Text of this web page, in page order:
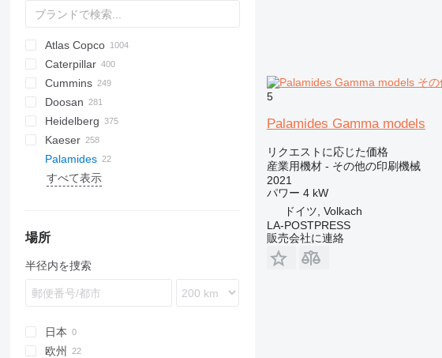
ブックストッカー
Flexoフォルダー糊付機
PDS
APD
AB
Ensis
Pega
VZ
AG3
Atlas Copco
DrillAir
E-Air
GA
LT
QAS
QAX
QEP
XAS
XATS
XAVS
XRHS
XRVS
QAS
W series
XAS
PDP
E-series
G-series
KG
B-series
BM
BW
GFS
VT
Rover
Skipper
PA
Airpure
Britecpure
BySprint Fiber
CK
SR
Caterpillar
120
160
315
320
330
365
G-series
GC
M-series
V-series
CPS
DZ
FZ
C-series
DLT
DS
H-series
Cummins
C-series
KTA
CMX
CTX
DMC
DMU
FP
KF
SC
DCA
BF
D-series
F2L912
D-series
S-series
SP
W-series
Doosan
B-series
G-series
AK
DW
DZ
DC
LHF
ORIGO
SJ
TF
VF
VSC
TF
ESE
EZG
SureColor
LBM
P-series
700-series
Concept
FDT
Transit
HB
F-Line
EM
MCM
CTF
V20
VB
VT
DPAS
DPS
DVR
DVS
LT
PLD
AKF
ZS
RH
SE
SL
FS
EC
SL
ST
VF
HSLX
TS
Citymaster
VB
VF
103 LO
103 SP
107-20
136D
Heidelberg
GTO
GTP
Kord
Stahlfolder
Suprasetter
C-series
U-series
UWF
HFW
HYW
A-series
FXS
H-series
TS
Kal
Profi
EB
EU
WT
AC
AFC
BQ
PJ
SPF
ST
StitchLiner
VAC
HKN
VMX
TS
H-series
i-Series
PW
G-series
P-series
R-series
1600
550
8010
G-Series
FC
HF
KR
Kaeser
AS
BS
KKS
KK
Minarc
ZSW
Crambo
Terminator
KR
D-series
K-series
FW
B-series
HD
500
600
E-series
R-series
DTS
LE
TGM
K-series
T-series
Shark
Tiger
Junior
Variosteff
MH 400 P
MH 500 W
RB
HQR
Integrex
Variaxis
Sprinter
Vito
LBV
MC
UCP
WF
Big Blue
Bobcat
D-series
Crysta-Apex
Aero
Condo
KNC 5 1500
CL
NL
GE
TS
LT
QP
MD
MT
Citoborma
Multinak S
NV
LB
GEH
GEP
V-series
OPTImill
S2R
Palamides
1100 Series
Expert
CH4000
GF
FCA
ES
SM3
AMT
Kangoo
GF2
535
MDVN
SR
Olimpic
J-series
W-series
D-series
Professional
T-10
SSDP
TS
F-series
38K
900
CookieMAK
TW
820
Surfacer
RL
Deco
T-Series
VB
TNK
X-BOX
X-SOLAR
T 23F
TruLaser
T600
TL
TSC
BFT 90/3
Caddy
840
HK
Compact
G-series
LTN
DF
Hydromat
EBO 68
MZA
W-series
Quickbinder
Versant
LPG
すべて表示
場所
半径内を捜索
日本
欧州
5
Palamides Gamma models
リクエストに応じた価格
産業用機材 - その他の印刷機械
2021
パワー 4 kW
ドイツ, Volkach
LA-POSTPRESS
販売会社に連絡